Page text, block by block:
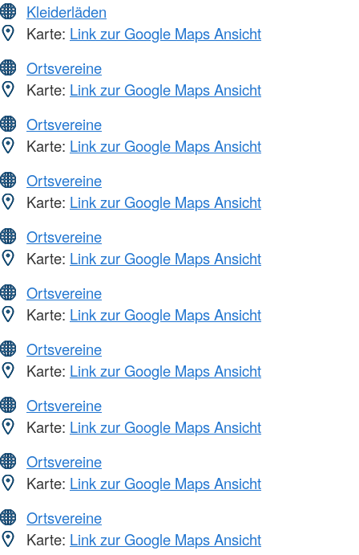
Kleiderläden
Karte: Link zur Google Maps Ansicht
Ortsvereine
Karte: Link zur Google Maps Ansicht
Ortsvereine
Karte: Link zur Google Maps Ansicht
Ortsvereine
Karte: Link zur Google Maps Ansicht
Ortsvereine
Karte: Link zur Google Maps Ansicht
Ortsvereine
Karte: Link zur Google Maps Ansicht
Ortsvereine
Karte: Link zur Google Maps Ansicht
Ortsvereine
Karte: Link zur Google Maps Ansicht
Ortsvereine
Karte: Link zur Google Maps Ansicht
Ortsvereine
Karte: Link zur Google Maps Ansicht